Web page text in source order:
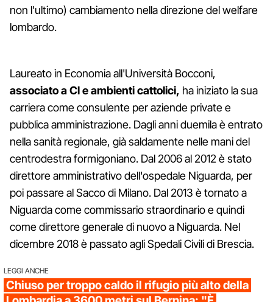
non l'ultimo) cambiamento nella direzione del welfare
lombardo.
Laureato in Economia all'Università Bocconi,
associato a Cl e ambienti cattolici, ha iniziato la sua
carriera come consulente per aziende private e
pubblica amministrazione. Dagli anni duemila è entrato
nella sanità regionale, già saldamente nelle mani del
centrodestra formigoniano. Dal 2006 al 2012 è stato
direttore amministrativo dell'ospedale Niguarda, per
poi passare al Sacco di Milano. Dal 2013 è tornato a
Niguarda come commissario straordinario e quindi
come direttore generale di nuovo a Niguarda. Nel
dicembre 2018 è passato agli Spedali Civili di Brescia.
LEGGI ANCHE
Chiuso per troppo caldo il rifugio più alto della